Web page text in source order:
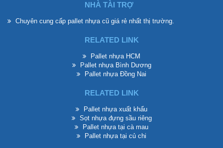
NHÀ TÀI TRỢ
Chuyên cung cấp pallet nhựa cũ giá rẻ nhất thị trường.
RELATED LINK
Pallet nhựa HCM
Pallet nhựa Bình Dương
Pallet nhựa Đồng Nai
RELATED LINK
Pallet nhựa xuất khẩu
Sọt nhựa đựng sầu riêng
Pallet nhựa tại cà mau
Pallet nhựa tại củ chi